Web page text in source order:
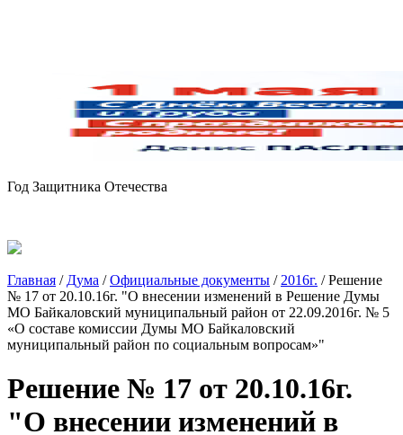
Год Защитника Отечества
Главная / Дума /Официальные документы / 2016г. /Решение
№ 17 от 20.10.16г. "О внесении изменений в Решение Думы
МО Байкаловский муниципальный район от 22.09.2016г. № 5
«О составе комиссии Думы МО Байкаловский
муниципальный район по социальным вопросам»"
Решение № 17 от 20.10.16г.
"О внесении изменений в